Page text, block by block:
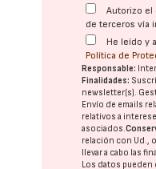
Autorizo el
de terceros vía
He leído y
Política de
Responsable:
Finalidades:
newsletter(s).
Envío de emails
relativos a
asociados.
relación con Ud.,
llevar a cabo las
Los datos pueden